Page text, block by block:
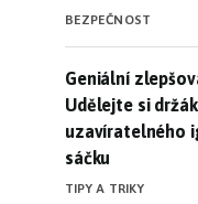
BEZPEČNOST
Geniální
Geniální
Udělejte si
uzavíratelného
sáčku
TIPY A TRIKY